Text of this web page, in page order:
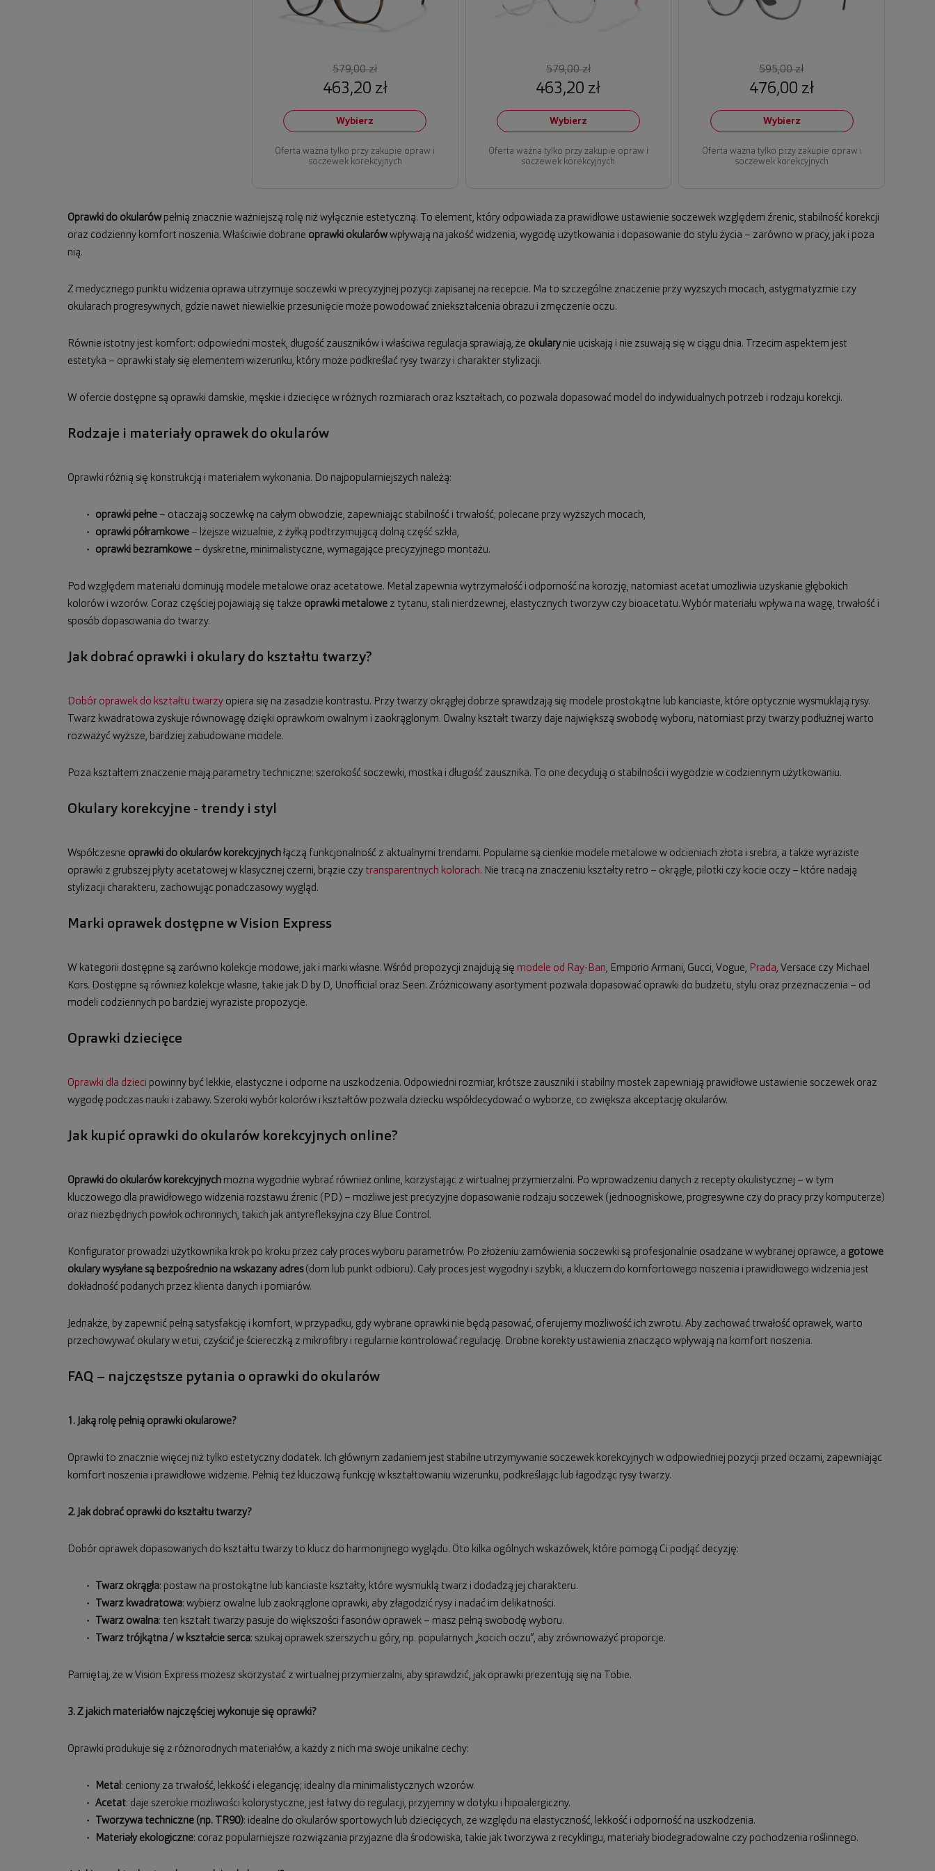
579,00 zł
463,20 zł
Wybierz
Oferta ważna tylko przy zakupie opraw i
soczewek korekcyjnych
579,00 zł
463,20 zł
Wybierz
Oferta ważna tylko przy zakupie opraw i
soczewek korekcyjnych
595,00 zł
476,00 zł
Wybierz
Oferta ważna tylko przy zakupie opraw i
soczewek korekcyjnych
Oprawki do okularów pełnią znacznie ważniejszą rolę niż wyłącznie estetyczną. To element, który odpowiada za prawidłowe ustawienie soczewek względem źrenic, stabilność korekcji
oraz codzienny komfort noszenia. Właściwie dobrane oprawki okularów wpływają na jakość widzenia, wygodę użytkowania i dopasowanie do stylu życia – zarówno w pracy, jak i poza
nią.
Z medycznego punktu widzenia oprawa utrzymuje soczewki w precyzyjnej pozycji zapisanej na recepcie. Ma to szczególne znaczenie przy wyższych mocach, astygmatyzmie czy
okularach progresywnych, gdzie nawet niewielkie przesunięcie może powodować zniekształcenia obrazu i zmęczenie oczu.
Równie istotny jest komfort: odpowiedni mostek, długość zauszników i właściwa regulacja sprawiają, że okularynie uciskają i nie zsuwają się w ciągu dnia. Trzecim aspektem jest
estetyka – oprawki stały się elementem wizerunku, który może podkreślać rysy twarzy i charakter stylizacji.
W ofercie dostępne są oprawki damskie, męskie i dziecięce w różnych rozmiarach oraz kształtach, co pozwala dopasować model do indywidualnych potrzeb i rodzaju korekcji.
Rodzaje i materiały oprawek do okularów
Oprawki różnią się konstrukcją i materiałem wykonania. Do najpopularniejszych należą:
oprawki pełne – otaczają soczewkę na całym obwodzie, zapewniając stabilność i trwałość; polecane przy wyższych mocach,
oprawki półramkowe – lżejsze wizualnie, z żyłką podtrzymującą dolną część szkła,
oprawki bezramkowe – dyskretne, minimalistyczne, wymagające precyzyjnego montażu.
Pod względem materiału dominują modele metalowe oraz acetatowe. Metal zapewnia wytrzymałość i odporność na korozję, natomiast acetat umożliwia uzyskanie głębokich
kolorów i wzorów. Coraz częściej pojawiają się także oprawki metalowe z tytanu, stali nierdzewnej, elastycznych tworzyw czy bioacetatu. Wybór materiału wpływa na wagę, trwałość i
sposób dopasowania do twarzy.
Jak dobrać oprawki i okulary do kształtu twarzy?
Dobór oprawek do kształtu twarzy opiera się na zasadzie kontrastu. Przy twarzy okrągłej dobrze sprawdzają się modele prostokątne lub kanciaste, które optycznie wysmuklają rysy.
Twarz kwadratowa zyskuje równowagę dzięki oprawkom owalnym i zaokrąglonym. Owalny kształt twarzy daje największą swobodę wyboru, natomiast przy twarzy podłużnej warto
rozważyć wyższe, bardziej zabudowane modele.
Poza kształtem znaczenie mają parametry techniczne: szerokość soczewki, mostka i długość zausznika. To one decydują o stabilności i wygodzie w codziennym użytkowaniu.
Okulary korekcyjne - trendy i styl
Współczesne oprawki do okularów korekcyjnychłączą funkcjonalność z aktualnymi trendami. Popularne są cienkie modele metalowe w odcieniach złota i srebra, a także wyraziste
oprawki z grubszej płyty acetatowej w klasycznej czerni, brązie czy transparentnych kolorach. Nie tracą na znaczeniu kształty retro – okrągłe, pilotki czy kocie oczy – które nadają
stylizacji charakteru, zachowując ponadczasowy wygląd.
Marki oprawek dostępne w Vision Express
W kategorii dostępne są zarówno kolekcje modowe, jak i marki własne. Wśród propozycji znajdują się modele od Ray-Ban, Emporio Armani, Gucci, Vogue, Prada, Versace czy Michael
Kors. Dostępne są również kolekcje własne, takie jak D by D, Unofficial oraz Seen. Zróżnicowany asortyment pozwala dopasować oprawki do budżetu, stylu oraz przeznaczenia – od
modeli codziennych po bardziej wyraziste propozycje.
Oprawki dziecięce
Oprawki dla dzieci powinny być lekkie, elastyczne i odporne na uszkodzenia. Odpowiedni rozmiar, krótsze zauszniki i stabilny mostek zapewniają prawidłowe ustawienie soczewek oraz
wygodę podczas nauki i zabawy. Szeroki wybór kolorów i kształtów pozwala dziecku współdecydować o wyborze, co zwiększa akceptację okularów.
Jak kupić oprawki do okularów korekcyjnych online?
Oprawki do okularów korekcyjnych można wygodnie wybrać również online, korzystając z wirtualnej przymierzalni. Po wprowadzeniu danych z recepty okulistycznej – w tym
kluczowego dla prawidłowego widzenia rozstawu źrenic (PD) – możliwe jest precyzyjne dopasowanie rodzaju soczewek (jednoogniskowe, progresywne czy do pracy przy komputerze)
oraz niezbędnych powłok ochronnych, takich jak antyrefleksyjna czy Blue Control.
Konfigurator prowadzi użytkownika krok po kroku przez cały proces wyboru parametrów. Po złożeniu zamówienia soczewki są profesjonalnie osadzane w wybranej oprawce, a gotowe
okulary wysyłane są bezpośrednio na wskazany adres(dom lub punkt odbioru). Cały proces jest wygodny i szybki, a kluczem do komfortowego noszenia i prawidłowego widzenia jest
dokładność podanych przez klienta danych i pomiarów.
Jednakże, by zapewnić pełną satysfakcję i komfort, w przypadku, gdy wybrane oprawki nie będą pasować, oferujemy możliwość ich zwrotu. Aby zachować trwałość oprawek, warto
przechowywać okulary w etui, czyścić je ściereczką z mikrofibry i regularnie kontrolować regulację. Drobne korekty ustawienia znacząco wpływają na komfort noszenia.
FAQ – najczęstsze pytania o oprawki do okularów
1. Jaką rolę pełnią oprawki okularowe?
Oprawki to znacznie więcej niż tylko estetyczny dodatek. Ich głównym zadaniem jest stabilne utrzymywanie soczewek korekcyjnych w odpowiedniej pozycji przed oczami, zapewniając
komfort noszenia i prawidłowe widzenie. Pełnią też kluczową funkcję w kształtowaniu wizerunku, podkreślając lub łagodząc rysy twarzy.
2. Jak dobrać oprawki do kształtu twarzy?
Dobór oprawek dopasowanych do kształtu twarzy to klucz do harmonijnego wyglądu. Oto kilka ogólnych wskazówek, które pomogą Ci podjąć decyzję:
Twarz okrągła: postaw na prostokątne lub kanciaste kształty, które wysmuklą twarz i dodadzą jej charakteru.
Twarz kwadratowa: wybierz owalne lub zaokrąglone oprawki, aby złagodzić rysy i nadać im delikatności.
Twarz owalna: ten kształt twarzy pasuje do większości fasonów oprawek – masz pełną swobodę wyboru.
Twarz trójkątna / w kształcie serca: szukaj oprawek szerszych u góry, np. popularnych „kocich oczu”, aby zrównoważyć proporcje.
Pamiętaj, że w Vision Express możesz skorzystać z wirtualnej przymierzalni, aby sprawdzić, jak oprawki prezentują się na Tobie.
3. Z jakich materiałów najczęściej wykonuje się oprawki?
Oprawki produkuje się z różnorodnych materiałów, a każdy z nich ma swoje unikalne cechy:
Metal : ceniony za trwałość, lekkość i elegancję; idealny dla minimalistycznych wzorów.
Acetat: daje szerokie możliwości kolorystyczne, jest łatwy do regulacji, przyjemny w dotyku i hipoalergiczny.
Tworzywa techniczne (np. TR90): idealne do okularów sportowych lub dziecięcych, ze względu na elastyczność, lekkość i odporność na uszkodzenia.
Materiały ekologiczne: coraz popularniejsze rozwiązania przyjazne dla środowiska, takie jak tworzywa z recyklingu, materiały biodegradowalne czy pochodzenia roślinnego.